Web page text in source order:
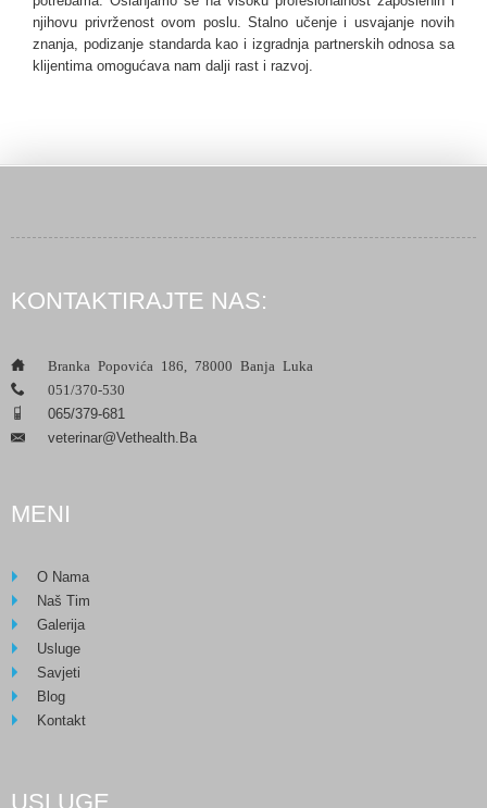
njihovu privrženost ovom poslu. Stalno učenje i usvajanje novih
znanja, podizanje standarda kao i izgradnja partnerskih odnosa sa
klijentima omogućava nam dalji rast i razvoj.
KONTAKTIRAJTE NAS:
Branka Popovića 186, 78000 Banja Luka
051/370-530
065/379-681
Veterinar@vethealth.ba
MENI
O Nama
Naš Tim
Galerija
Usluge
Savjeti
Blog
Kontakt
USLUGE